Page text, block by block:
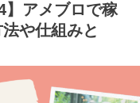
】アメブロで稼
や仕組みと